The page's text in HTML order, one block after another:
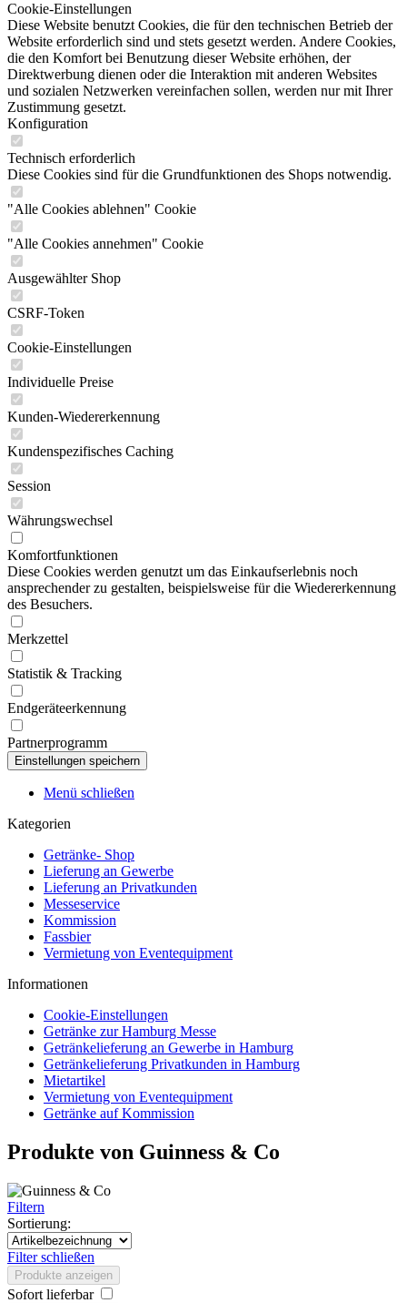
Cookie-Einstellungen
Diese Website benutzt Cookies, die für den technischen Betrieb der
Website erforderlich sind und stets gesetzt werden. Andere Cookies,
die den Komfort bei Benutzung dieser Website erhöhen, der
Direktwerbung dienen oder die Interaktion mit anderen Websites
und sozialen Netzwerken vereinfachen sollen, werden nur mit Ihrer
Zustimmung gesetzt.
Konfiguration
Technisch erforderlich
Diese Cookies sind für die Grundfunktionen des Shops notwendig.
"Alle Cookies ablehnen" Cookie
"Alle Cookies annehmen" Cookie
Ausgewählter Shop
CSRF-Token
Cookie-Einstellungen
Individuelle Preise
Kunden-Wiedererkennung
Kundenspezifisches Caching
Session
Währungswechsel
Komfortfunktionen
Diese Cookies werden genutzt um das Einkaufserlebnis noch
ansprechender zu gestalten, beispielsweise für die Wiedererkennung
des Besuchers.
Merkzettel
Statistik & Tracking
Endgeräteerkennung
Partnerprogramm
Menü schließen
Kategorien
Getränke- Shop
Lieferung an Gewerbe
Lieferung an Privatkunden
Messeservice
Kommission
Fassbier
Vermietung von Eventequipment
Informationen
Cookie-Einstellungen
Getränke zur Hamburg Messe
Getränkelieferung an Gewerbe in Hamburg
Getränkelieferung Privatkunden in Hamburg
Mietartikel
Vermietung von Eventequipment
Getränke auf Kommission
Produkte von Guinness & Co
Filtern
Sortierung:
Filter schließen
Produkte anzeigen
Sofort lieferbar